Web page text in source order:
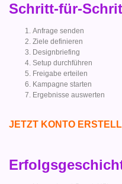
Schritt-für-
Anfrage senden
Ziele definieren
Designbriefing
Setup durchführen
Freigabe erteilen
Kampagne starten
Ergebnisse auswerten
JETZT KONTO